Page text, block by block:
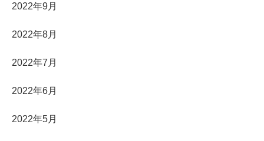
2022年9月
2022年8月
2022年7月
2022年6月
2022年5月